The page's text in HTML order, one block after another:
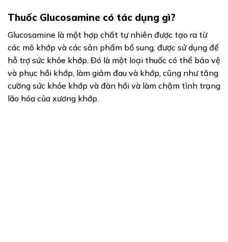
Thuốc Glucosamine có tác dụng gì?
Glucosamine là một hợp chất tự nhiên được tạo ra từ
các mô khớp và các sản phẩm bổ sung, được sử dụng để
hỗ trợ sức khỏe khớp. Đó là một loại thuốc có thể bảo vệ
và phục hồi khớp, làm giảm đau và khớp, cũng như tăng
cường sức khỏe khớp và đàn hồi và làm chậm tình trạng
lão hóa của xương khớp.